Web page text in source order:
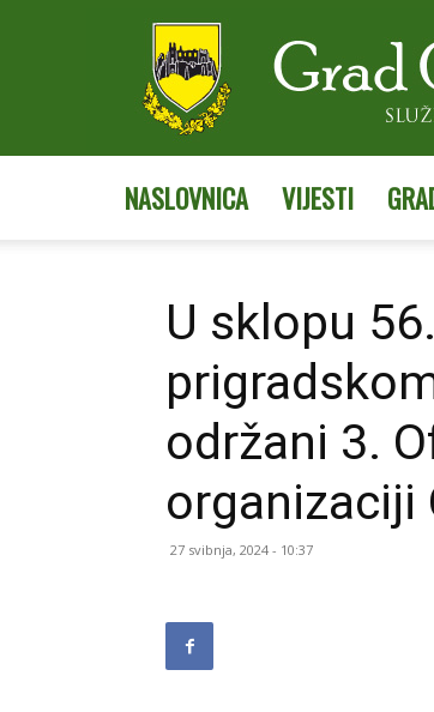
NASLOVNICA VIJESTI
U sklopu
održani 3.
organizaciji
27 svibnja, 2024 - 10:37